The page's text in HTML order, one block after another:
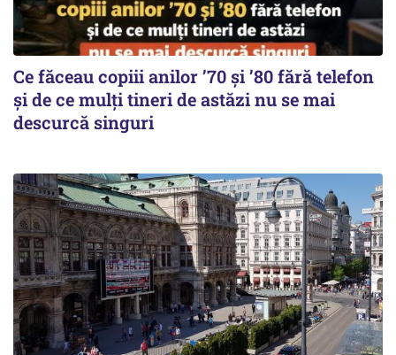
Ce făceau copiii anilor ’70 și ’80 fără telefon
și de ce mulți tineri de astăzi nu se mai
descurcă singuri